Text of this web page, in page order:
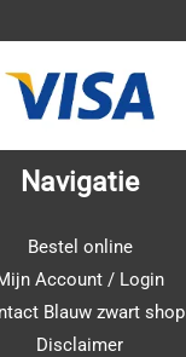
Navigatie
Bestel online
Account / Login
Blauw zwart shop
Disclaimer